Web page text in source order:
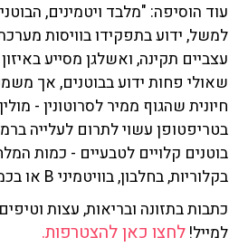
עוד הוסיפה: "מלבד ויטמינים,
למשל, ידוע בתפקידו בוויסות
עצביים תקינה, ואשלגן מסייע
שאולי פחות ידוע בבוטנים, אך
חיונית שהגוף ממיר לסרוטונין -
בטריפטופן עשוי לתרום לעלייה
בוטנים קלויים לטבעיים - כמות
בקלוריות, בחלבון, בוויטמיני B או בכמות הסידן והמגנזיום".
כתבות בתזונה ובריאות, עצות
למייל! לחצו כאן להצטרפות.